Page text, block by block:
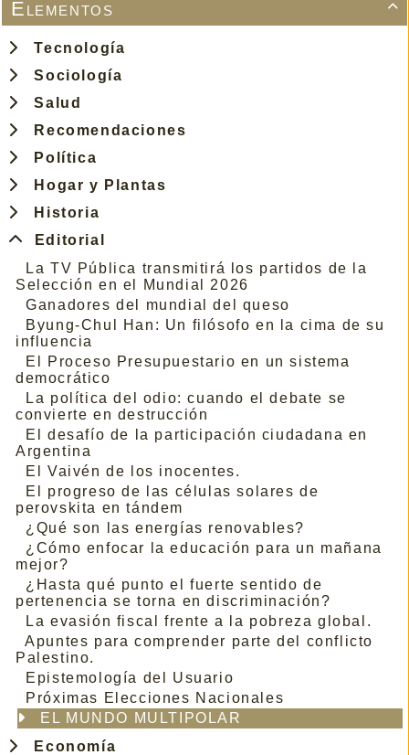

Elementos
Tecnología
Sociología
Salud
Recomendaciones
Política
Hogar y Plantas
Historia
Editorial
La TV Pública transmitirá los partidos de la
Selección en el Mundial 2026
Ganadores del mundial del queso
Byung-Chul Han: Un filósofo en la cima de su
influencia
El Proceso Presupuestario en un sistema
democrático
La política del odio: cuando el debate se
convierte en destrucción
El desafío de la participación ciudadana en
Argentina
El Vaivén de los inocentes.
El progreso de las células solares de
perovskita en tándem
¿Qué son las energías renovables?
¿Cómo enfocar la educación para un mañana
mejor?
¿Hasta qué punto el fuerte sentido de
pertenencia se torna en discriminación?
La evasión fiscal frente a la pobreza global.
Apuntes para comprender parte del conflicto
Palestino.
Epistemología del Usuario
Próximas Elecciones Nacionales
EL MUNDO MULTIPOLAR
Economía